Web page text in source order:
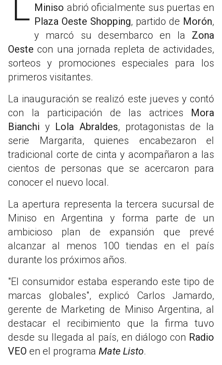
Miniso abrió oficialmente sus puertas en
Plaza Oeste Shopping, partido de Morón,
y marcó su desembarco en la Zona
Oeste con una jornada repleta de actividades,
sorteos y promociones especiales para los
primeros visitantes.
La inauguración se realizó este jueves y contó
con la participación de las actrices Mora
Bianchi y Lola Abraldes, protagonistas de la
serie Margarita, quienes encabezaron el
tradicional corte de cinta y acompañaron a las
cientos de personas que se acercaron para
conocer el nuevo local.
La apertura representa la tercera sucursal de
Miniso en Argentina y forma parte de un
ambicioso plan de expansión que prevé
alcanzar al menos 100 tiendas en el país
durante los próximos años.
"El consumidor estaba esperando este tipo de
marcas globales", explicó Carlos Jamardo,
gerente de Marketing de Miniso Argentina, al
destacar el recibimiento que la firma tuvo
desde su llegada al país, en diálogo con Radio
VEO en el programa Mate Listo.